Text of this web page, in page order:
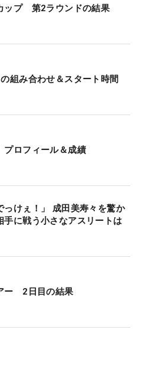
ップ 第2ラウンドの結果
組み合わせ＆スタート時間
ロフィール＆成績
っけぇ！」 成田美寿々を驚か
手に戦う小さなアスリートは
ー 2日目の結果